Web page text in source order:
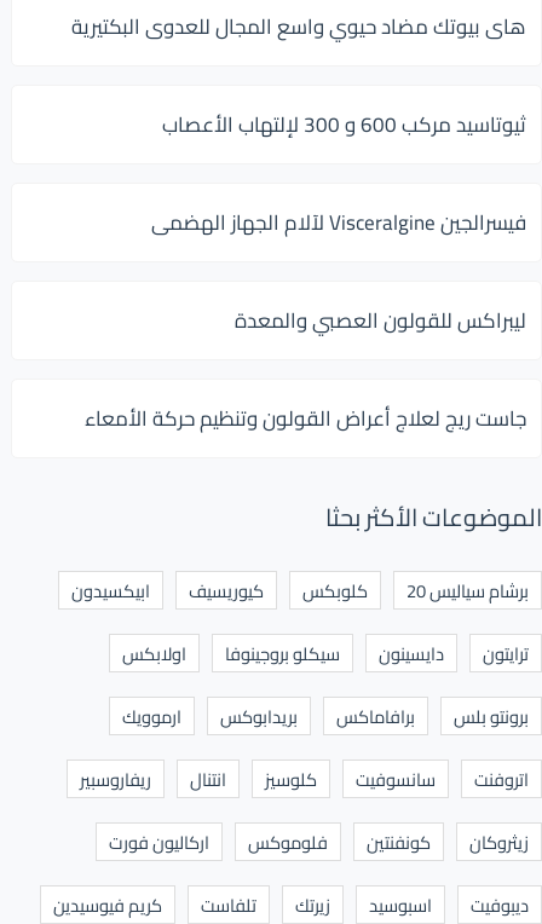
هاى بيوتك مضاد حيوي واسع المجال للعدوى البكتيرية
ثيوتاسيد مركب 600 و 300 لإلتهاب الأعصاب
فيسرالجين Visceralgine لآلام الجهاز الهضمى
ليبراكس للقولون العصبي والمعدة
جاست ريج لعلاج أعراض القولون وتنظيم حركة الأمعاء
الموضوعات الأكثر بحثا
برشام سياليس 20 كلوبكس كيوريسيف
ابيكسيدون
ترايتون
دايسينون سيكلو بروجينوفا
اولابكس
برونتو بلس
برافاماكس بريدابوكس
ارموويك
اتروفنت
سانسوفيت كلوسيز انتنال
ريفاروسبير
زيثروكان
كونفنتين فلوموكس
اركاليون فورت
ديبوفيت
اسبوسيد زيرتك تلفاست كريم فيوسيدين